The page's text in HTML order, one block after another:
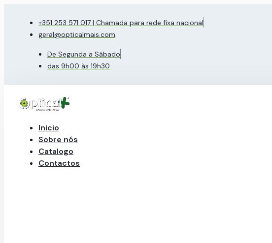
+351 253 571 017 | Chamada para rede fixa nacional
geral@opticalmais.com
De Segunda a Sábado
das 9h00 às 19h30
Inicio
Sobre nós
Catalogo
Contactos